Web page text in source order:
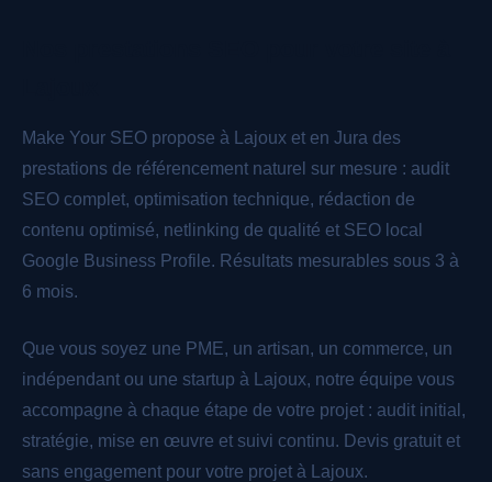
Make Your SEO propose à Lajoux et en Jura des
prestations de référencement naturel sur mesure : audit
SEO complet, optimisation technique, rédaction de
contenu optimisé, netlinking de qualité et SEO local
Google Business Profile. Résultats mesurables sous 3 à
6 mois.
Que vous soyez une PME, un artisan, un commerce, un
indépendant ou une startup à Lajoux, notre équipe vous
accompagne à chaque étape de votre projet : audit initial,
stratégie, mise en œuvre et suivi continu. Devis gratuit et
sans engagement pour votre projet à Lajoux.